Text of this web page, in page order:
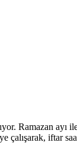
Ramazan
çalışarak,